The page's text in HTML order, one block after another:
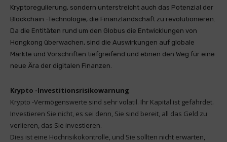
Kryptoregulierung, sondern unterstreicht auch das Potenzial der
Blockchain -Technologie, die Finanzlandschaft zu revolutionieren.
Da die Entitäten rund um den Globus die Entwicklungen von
Hongkong überwachen, sind die Auswirkungen auf globale
Märkte und Vorschriften tiefgreifend und ebnen den Weg für eine
neue Ära der digitalen Finanzen.
Krypto -Investitionsrisikowarnung
Krypto -Vermögenswerte sind sehr volatil. Ihr Kapital ist gefährdet.
Investieren Sie nicht, es sei denn, Sie sind bereit, all das Geld zu
verlieren, das Sie investieren.
Dies ist eine Hochrisikokontrolle, und Sie sollten nicht erwarten,